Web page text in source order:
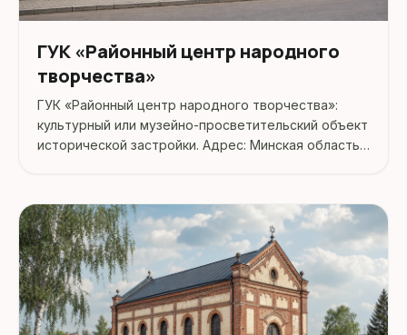
ГУК «Районный центр народного
творчества»
ГУК «Районный центр народного творчества»:
культурный или музейно-просветительский объект
исторической застройки. Адрес: Минская область,